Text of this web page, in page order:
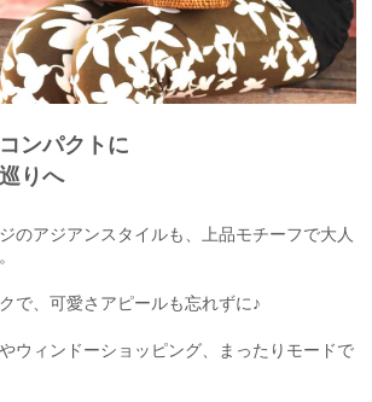
ンパクトに
りへ
のアジアンスタイルも、上品モチーフで大人
で、可愛さアピールも忘れずに♪
ウィンドーショッピング、まったりモードで